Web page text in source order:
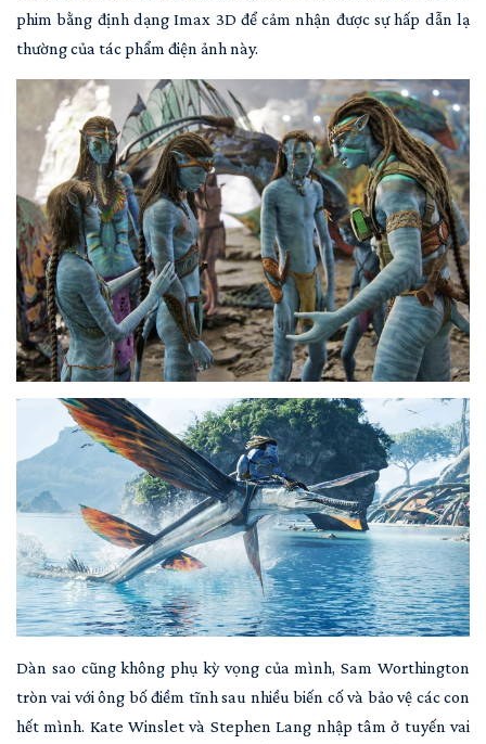
phim bằng định dạng Imax 3D để cảm nhận được sự hấp dẫn lạ
thường của tác phẩm điện ảnh này.
Dàn sao cũng không phụ kỳ vọng của mình, Sam Worthington
tròn vai với ông bố điềm tĩnh sau nhiều biến cố và bảo vệ các con
hết mình. Kate Winslet và Stephen Lang nhập tâm ở tuyến vai